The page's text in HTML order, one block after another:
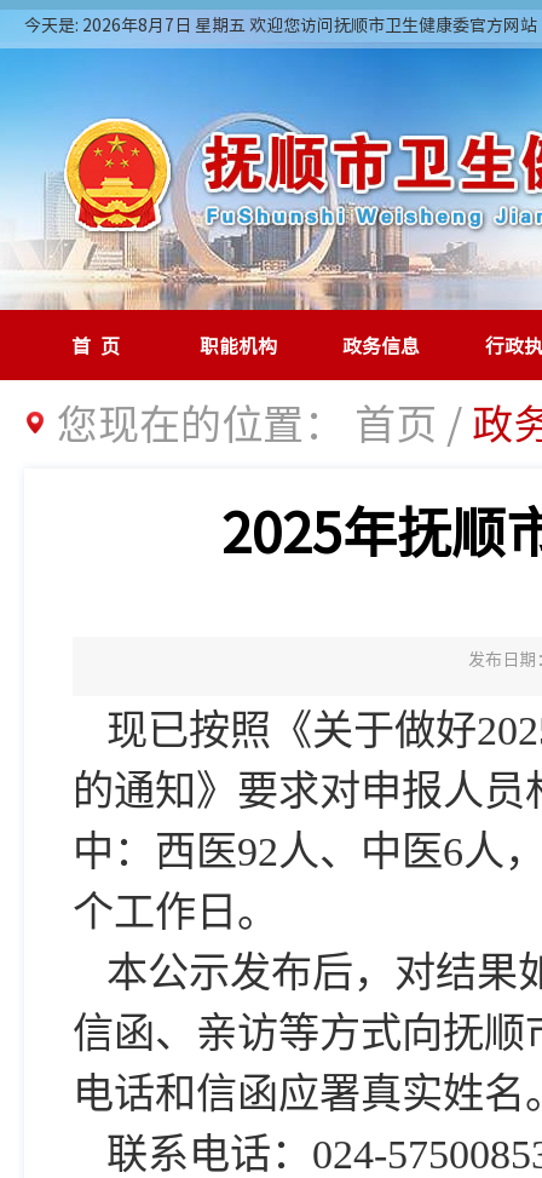
今天是: 2026年8月7日 星期五 欢迎您访问抚顺市卫生健康委官方网站
首页 职能机构 政务信息 行政
您现在的位置： 首页 /政
2025年抚顺
发布日
现已按照《关于做好
的通知》要求对申报人
中：西医92人、中医6人
个工作日。
本公示发布后，对结果
信函、亲访等方式向抚
电话和信函应署真实姓名
联系电话：024-